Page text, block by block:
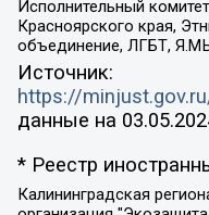
Исполнительный
Красноярского края,
объединение, ЛГБТ,
Источник:
https://
данные на
* Реестр
Калининградская региональная общественная организация "Экозащита!-Женсовет", Фонд содействия защите прав и свобод граждан "Общественный вердикт", Фонд "Институт Развития Свободы Информации", Частное учреждение "Информационное агентство МЕМО. РУ", Региональная общественная организация "Общественная комиссия по сохранению наследия академика Сахарова", Фонд поддержки свободы прессы, Санкт-Петербургская общественная правозащитная организация "Гражданский контроль", Межрегиональная общественная организация "Информационно-просветительский центр "Мемориал", Региональный Фонд "Центр Защиты Прав Средств Массовой Информации", с 05.12.2023 Фонд "Центр Защиты Прав Средств массовой информации", Региональная общественная благотворительная организация помощи беженцам и мигрантам "Гражданское содействие", Негосударственное образовательное учреждение дополнительного профессионального образования (повышение квалификации) специалистов "АКАДЕМИЯ ПО ПРАВАМ ЧЕЛОВЕКА", Свердловская региональная общественная организация "Сутяжник", Автономная некоммерческая организация "Центр независимых социологических исследований", Союз общественных объединений "Российский исследовательский центр по правам человека", Региональное общественное учреждение научно-информационный центр "МЕМОРИАЛ", Некоммерческая организация "Фонд защиты гласности", Автономная некоммерческая организация "Институт прав человека", Городская общественная организация "Екатеринбургское общество "МЕМОРИАЛ", Городская общественная организация "Рязанское историко-просветительское и правозащитное общество "Мемориал" (Рязанский Мемориал), Челябинский региональный орган общественной самодеятельности – женское общественное объединение "Женщины Евразии", Челябинский региональный орган общественной самодеятельности "Уральская правозащитная группа", Фонд содействия защите здоровья и социальной справедливости имени Андрея Рылькова, Автономная Некоммерческая Организация "Аналитический Центр Юрия Левады", Автономная некоммерческая организация социальной поддержки населения "Проект Апрель", Региональная общественная организация помощи женщинам и детям, находящимся в кризисной ситуации "Информационно-методический центр "Анна", Фонд содействия развитию массовых коммуникаций и правовому просвещению "Так-так-Так", Фонд содействия устойчивому развитию "Серебряная тайга", Свердловский региональный общественный фонд социальных проектов "Новое время", "Idel.Реалии", Кавказ.Реалии, Крым.Реалии, Телеканал Настоящее Время, Татаро-башкирская служба Радио Свобода (Azatliq Radiosi), Радио Свободная Европа/Радио Свобода (PCE/PC), "Сибирь.Реалии", "Фактограф", Благотворительный фонд помощи осужденным и их семьям, Автономная некоммерческая организация "Институт глобализации и социальных движений", Фонд "В защиту прав заключенных", Частное учреждение "Центр поддержки и содействия развитию средств массовой информации", Пензенский региональный общественный благотворительный фонд "Гражданский союз", "Север.Реалии", Некоммерческая организация Фонд "Правовая инициатива", Общество с ограниченной ответственностью "Радио Свободная Европа/Радио Свобода", Чешское информационное агентство "MEDIUM-ORIENT", Красноярская региональная общественная организация "Мы против СПИДа", Камалягин Денис Николаевич, Маркелов Сергей Евгеньевич, Пономарев Лев Александрович, Савицкая Людмила Алексеевна, Автономная некоммерческая организация "Центр по работе с проблемой насилия "НАСИЛИЮ.НЕТ", Межрегиональный профессиональный союз работников здравоохранения "Альянс врачей", Юридическое лицо, зарегистрированное в Латвийской Республике, SIA "Medusa Project" (регистрационный номер 40103797863, дата регистрации 10.06.2014), Некоммерческая организация "Фонд по борьбе с коррупцией", Автономная некоммерческая организация "Институт права и публичной политики", Баданин Роман Сергеевич, Гликин Максим Александрович, Железнова Мария Михайловна, Лукьянова Юлия Сергеевна, Маетная Елизавета Витальевна, Маняхин Петр Борисович, Чуракова Ольга Владимировна, Ярош Юлия Петровна, Юридическое лицо "The Insider SIA", зарегистрированное в Риге, Латвийская Республика (дата регистрации 26.06.2015), являющееся администратором доменного имени интернет-издания "The Insider SIA", https://theins.ru, Постернак Алексей Евгеньевич, Рубин Михаил Аркадьевич, Анин Роман Александрович, Юридическое лицо Istories fonds, зарегистрированное в Латвийской Республике (регистрационный номер 50008295751, дата регистрации 24.02.2020), Великовский Дмитрий Александрович, Долинина Ирина Николаевна, Мароховская Алеся Алексеевна, Шлейнов Роман Юрьевич, Шмагун Олеся Валентиновна, Общество с ограниченной ответственностью "Альтаир 2021", Общество с ограниченной ответственностью "Вега 2021", Общество с ограниченной ответственностью "Главный редактор 2021", Общество с ограниченной ответственностью "Ромашки монолит", Важенков Артем Валерьевич, Ивановская областная общественная организация "Центр гендерных исследований", Гурман Юрий Альбертович, Медиапроект "ОВД-Инфо", Егоров Владимир Владимирович, Жилинский Владимир Александрович, Общество с ограниченной ответственностью "ЗП", Иванова София Юрьевна, Карезина Инна Павловна, Кильтау Екатерина Викторовна, Петров